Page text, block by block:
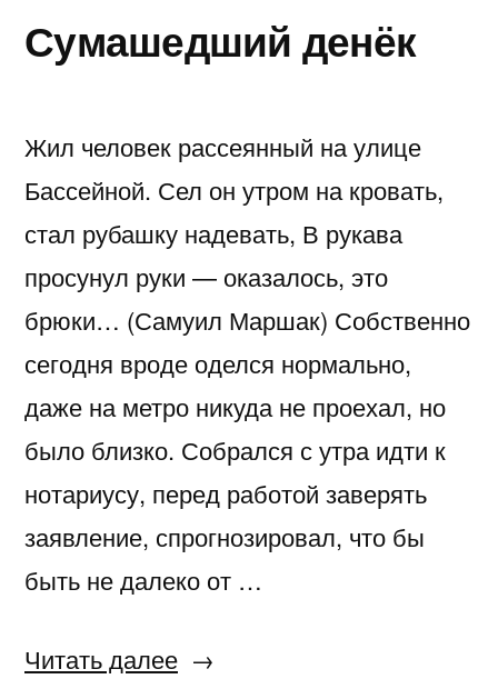
Сумашедший денёк
Жил человек рассеянный на улице
Бассейной. Сел он утром на кровать,
стал рубашку надевать, В рукава
просунул руки — оказалось, это
брюки… (Самуил Маршак) Собственно
сегодня вроде оделся нормально,
даже на метро никуда не проехал, но
было близко. Собрался с утра идти к
нотариусу, перед работой заверять
заявление, спрогнозировал, что бы
быть не далеко от …
Читать далее«Сумашедший